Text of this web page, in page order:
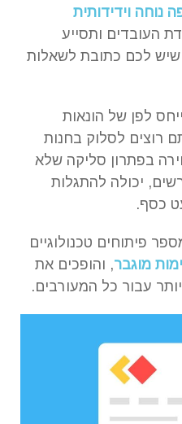
נוחה וידידותית
העובדים ותסייע
שיש לכם כתובת לשאלות
לפן של הונאות
רוצים לסלוק בחנות
בפתרון סליקה שלא
יכולה להתגלות
כסף.
פיתוחים טכנולוגיים
מוגבר, והופכים את
עבור כל המעורבים.